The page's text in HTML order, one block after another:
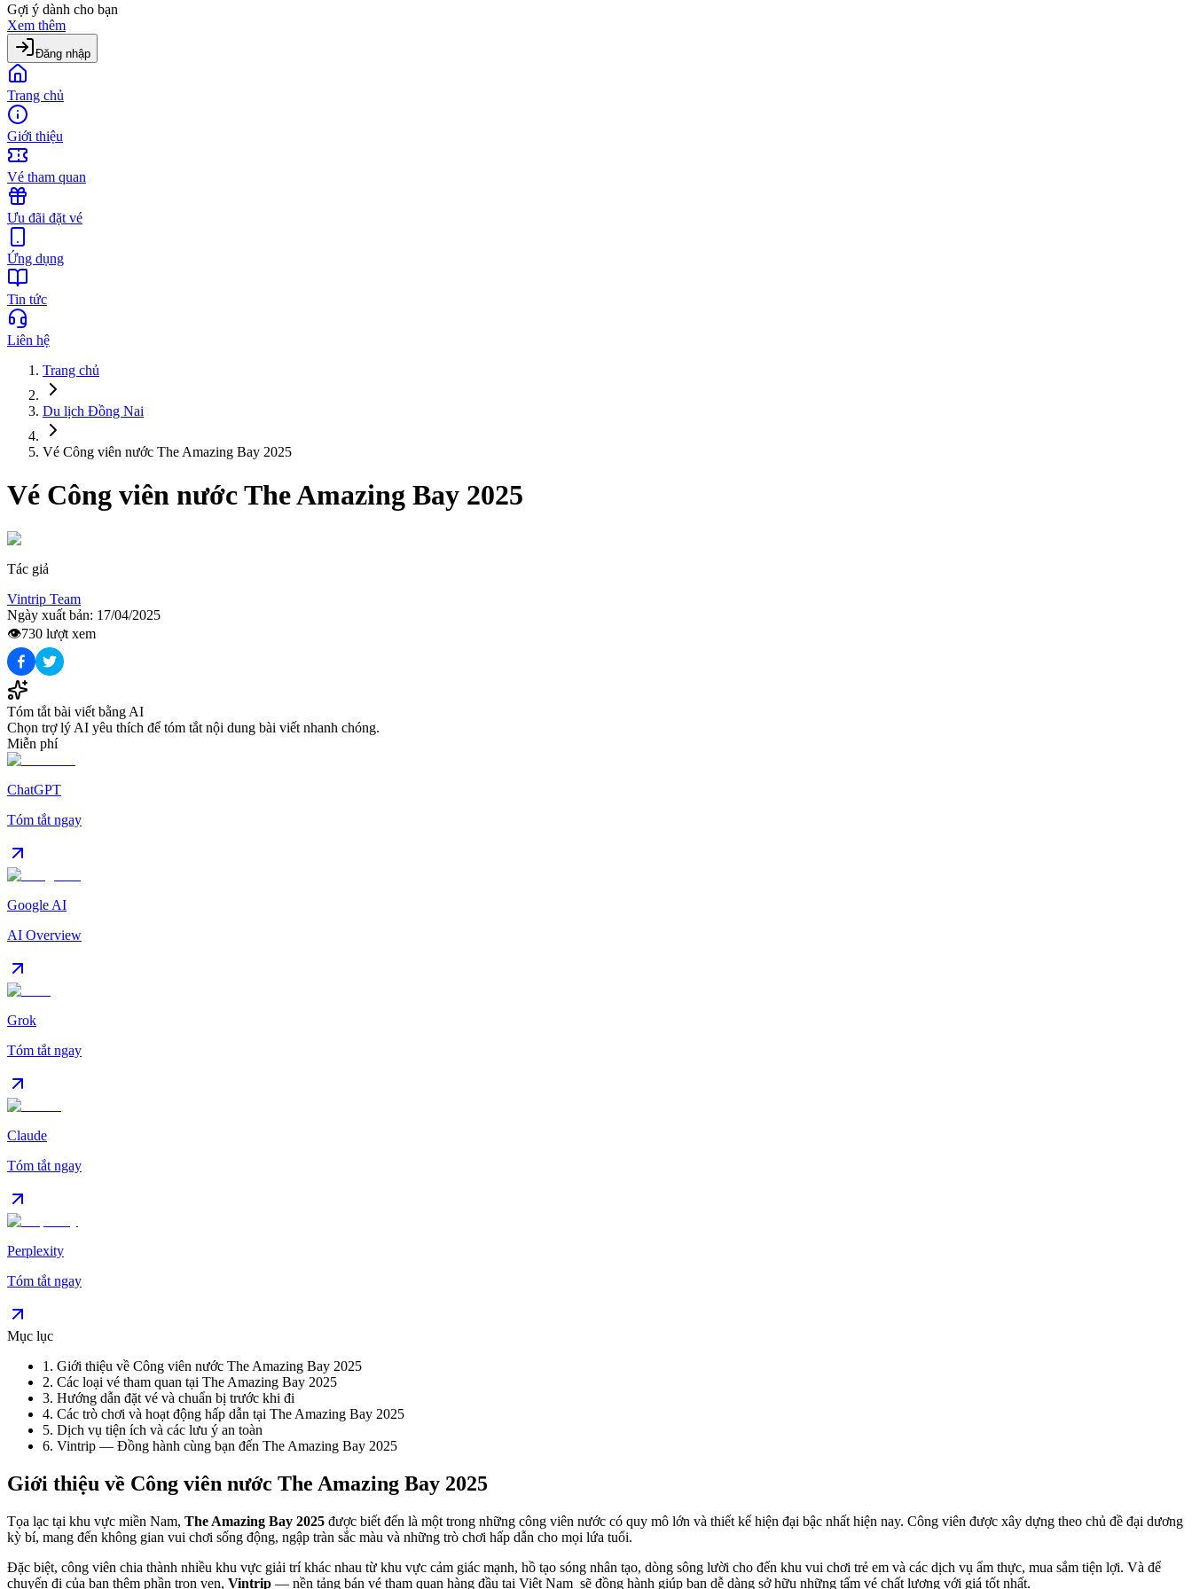
Gợi ý dành cho bạn
Xem thêm
Đăng nhập
Trang chủ
Giới thiệu
Vé tham quan
Ưu đãi đặt vé
Ứng dụng
Tin tức
Liên hệ
Trang chủ
Du lịch Đồng Nai
Vé Công viên nước The Amazing Bay 2025
Vé Công viên nước The Amazing Bay 2025
Tác giả
Vintrip Team
Ngày xuất bản: 17/04/2025
👁️730 lượt xem
Tóm tắt bài viết bằng AI
Chọn trợ lý AI yêu thích để tóm tắt nội dung bài viết nhanh chóng.
Miễn phí
ChatGPT
Tóm tắt ngay
Google AI
AI Overview
Grok
Tóm tắt ngay
Claude
Tóm tắt ngay
Perplexity
Tóm tắt ngay
Mục lục
1 . Giới thiệu về Công viên nước The Amazing Bay 2025
2. Các loại vé tham quan tại The Amazing Bay 2025
3. Hướng dẫn đặt vé và chuẩn bị trước khi đi
4. Các trò chơi và hoạt động hấp dẫn tại The Amazing Bay 2025
5. Dịch vụ tiện ích và các lưu ý an toàn
6. Vintrip — Đồng hành cùng bạn đến The Amazing Bay 2025
Giới thiệu về Công viên nước The Amazing Bay 2025
Tọa lạc tại khu vực miền Nam, The Amazing Bay 2025 được biết đến là một trong những công viên nước có quy mô lớn và thiết kế hiện đại bậc nhất hiện nay. Công viên được xây dựng theo chủ đề đại dương
kỳ bí, mang đến không gian vui chơi sống động, ngập tràn sắc màu và những trò chơi hấp dẫn cho mọi lứa tuổi.
Đặc biệt, công viên chia thành nhiều khu vực giải trí khác nhau từ khu vực cảm giác mạnh, hồ tạo sóng nhân tạo, dòng sông lười cho đến khu vui chơi trẻ em và các dịch vụ ẩm thực, mua sắm tiện lợi. Và để
chuyến đi của bạn thêm phần trọn vẹn, Vintrip — nền tảng bán vé tham quan hàng đầu tại Việt Nam sẽ đồng hành giúp bạn dễ dàng sở hữu những tấm vé chất lượng với giá tốt nhất.